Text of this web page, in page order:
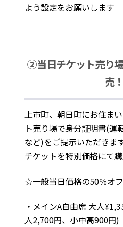
よう設定をお願いします
②当日チケット売り
売！
上市町、朝日町にお住ま
ト売り場で身分証明書(運
など)をご提示いただきま
チケットを特別価格にて
☆一般当日価格の50％オフ
・メインA自由席 大人
人2,700円、小中高900円)